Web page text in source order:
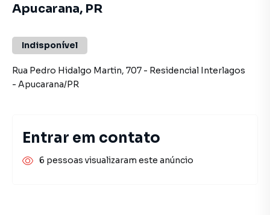
Apucarana, PR
Indisponível
Rua Pedro Hidalgo Martin, 707 - Residencial Interlagos
- Apucarana/PR
Entrar em contato
6 pessoas visualizaram este anúncio